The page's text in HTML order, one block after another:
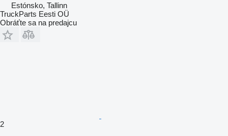
Estónsko, Tallinn
TruckParts Eesti OÜ
Obráťte sa na predajcu
2